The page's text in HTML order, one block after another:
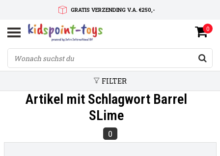
GRATIS VERZENDING V.A. €250,-
SNELLE LEVERTIJD
SERVICE OP MAAT
0
FILTER
Artikel mit Schlagwort Barrel
SLime
0